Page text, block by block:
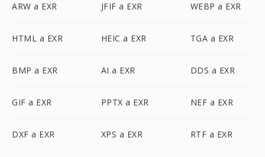
ARW a EXR JFIF a EXR WEBP a EXR
HTML a EXR HEIC a EXR TGA a EXR
BMP a EXR AI a EXR DDS a EXR
GIF a EXR PPTX a EXR NEF a EXR
DXF a EXR XPS a EXR RTF a EXR